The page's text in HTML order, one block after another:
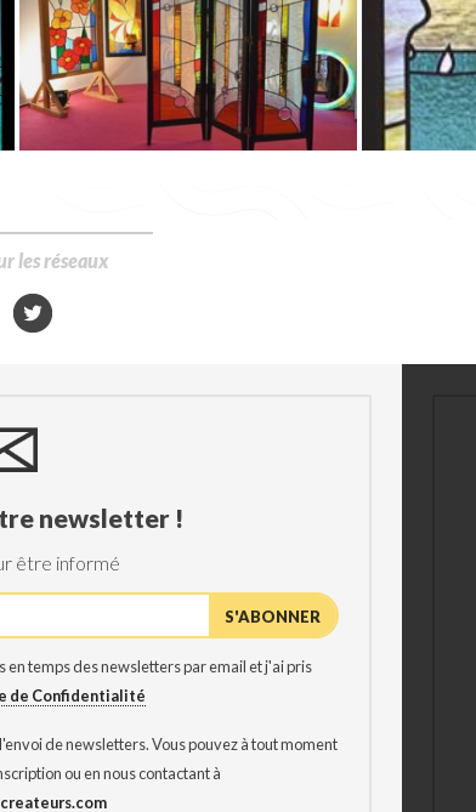
les réseaux
newsletter !
être informé
en temps des newsletters par email et j'ai pris
de Confidentialité
de newsletters. Vous pouvez à tout moment
ou en nous contactant à